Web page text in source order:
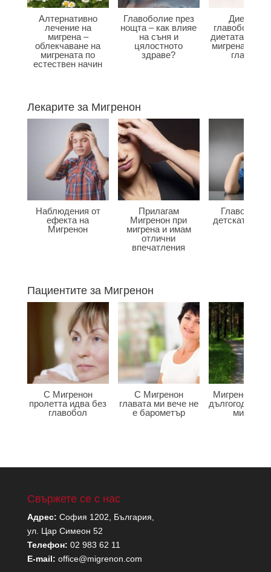
Алтернативно
лечение на
мигрена –
облекчаване на
мигрената по
естествен начин
Главоболие през
нощта – как влияе
на съня и
цялостното
здраве?
Диета при
главоболие –
диетата
мигрена и
главата?
Лекарите за Мигренон
Наблюдения от
ефекта на
Мигренон
Прилагам
Мигренон при
мигрена и имам
отлични
впечатления
детската
Пациентите за Мигренон
С Мигренон
пролетта идва без
главобол
С Мигренон
главата ми вече не
е барометър
Мигренон
мигрена
Свържете се с нас
Адрес: София 1202, България,
ул. Цар Симеон 52
Телефон: 02 983 62 11
E-mail: office@migrenon.com